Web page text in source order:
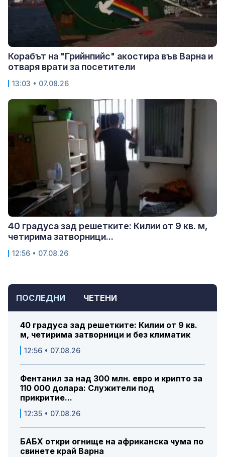
ПОСЛЕДНИ ЧЕТЕНИ
40 градуса зад решетките: Килии от 9 кв.
м, четирима затворници и без климатик
12:56 • 07.08.26
Фентанил за над 300 млн. евро и крипто за
110 000 долара: Служители под
прикритие...
12:35 • 07.08.26
БАБХ откри огнище на африканска чума по
свинете край Варна
Корабът на "Грийнпийс" акостира във Варна и
отваря врати за посетители
13:03 • 07.08.26
40 градуса зад решетките: Килии от 9 кв. м,
четирима затворници...
12:56 • 07.08.26